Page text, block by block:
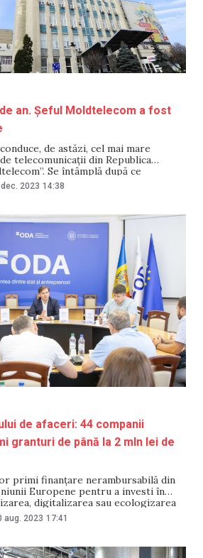
an. Șeful Moldtelecom a fost
de astăzi, cel mai mare
telecomunicații din Republica
Se întâmplă după ce
depus cererea de demisie din funcție.
2023 14:38
de afaceri: 44 companii
granturi de până la 2 mln lei de
primi finanțare nerambursabilă din
Europene pentru a investi în
digitalizarea sau ecologizarea
total de noi beneficiari, 17 activează
își desfășoară activitatea în mediul
aug. 2023 17:41